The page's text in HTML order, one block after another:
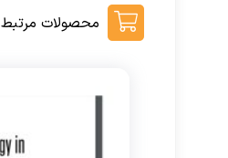
محصولات مرتبط